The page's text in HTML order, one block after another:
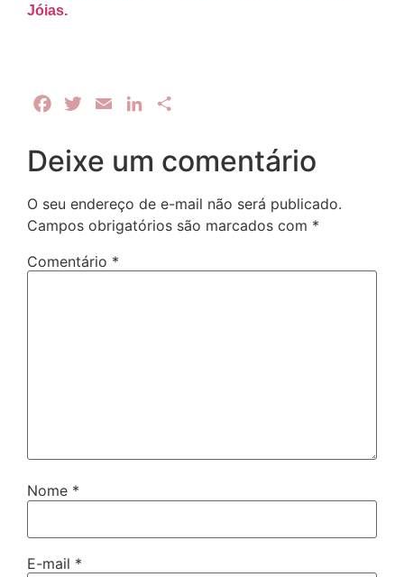
Jóias.
FacebookTwitterEmail LinkedIn
Deixe um comentário
O seu endereço de e-mail não será publicado.
Campos obrigatórios são marcados com *
Comentário *
Nome *
E-mail *